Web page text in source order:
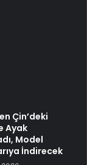
Çin’deki
Ayak
Model
İndirecek